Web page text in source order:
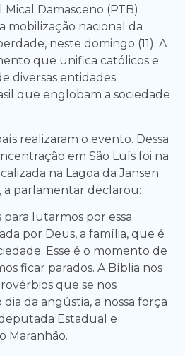
Damasceno (PTB)
mobilização nacional da
neste domingo (11). A
que unifica católicos e
diversas entidades
que englobam a sociedade
realizaram o evento. Dessa
em São Luís foi na
na Lagoa da Jansen.
a parlamentar declarou:
para lutarmos por essa
por Deus, a família, que é
Esse é o momento de
ficar parados. A Bíblia nos
que se nos
da angústia, a nossa força
Estadual e
Maranhão.